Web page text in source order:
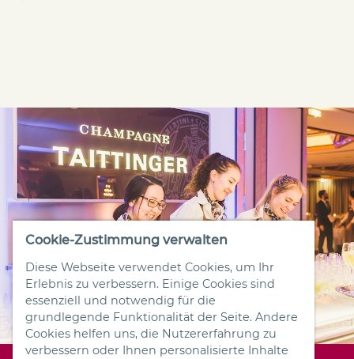
Cookie-Zustimmung verwalten
Diese Webseite verwendet Cookies, um Ihr
Erlebnis zu verbessern. Einige Cookies sind
essenziell und notwendig für die
grundlegende Funktionalität der Seite. Andere
Cookies helfen uns, die Nutzererfahrung zu
verbessern oder Ihnen personalisierte Inhalte